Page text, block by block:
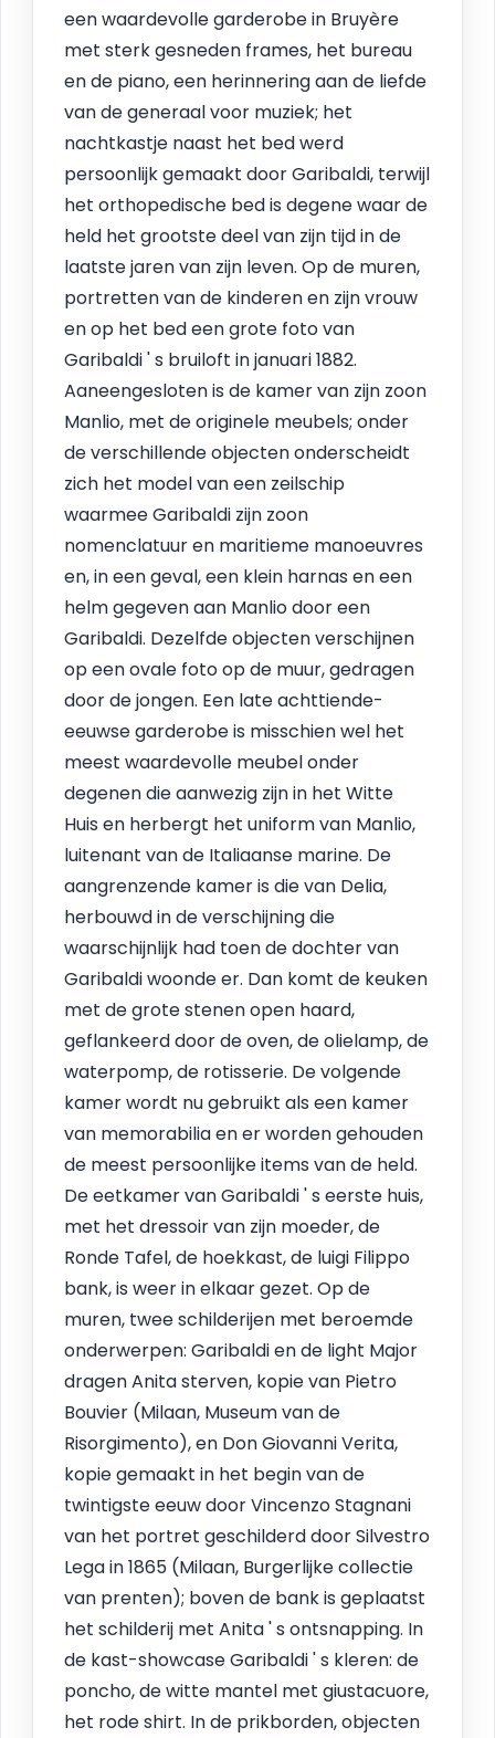
een waardevolle garderobe in Bruyère
met sterk gesneden frames, het bureau
en de piano, een herinnering aan de liefde
van de generaal voor muziek; het
nachtkastje naast het bed werd
persoonlijk gemaakt door Garibaldi, terwijl
het orthopedische bed is degene waar de
held het grootste deel van zijn tijd in de
laatste jaren van zijn leven. Op de muren,
portretten van de kinderen en zijn vrouw
en op het bed een grote foto van
Garibaldi ' s bruiloft in januari 1882.
Aaneengesloten is de kamer van zijn zoon
Manlio, met de originele meubels; onder
de verschillende objecten onderscheidt
zich het model van een zeilschip
waarmee Garibaldi zijn zoon
nomenclatuur en maritieme manoeuvres
en, in een geval, een klein harnas en een
helm gegeven aan Manlio door een
Garibaldi. Dezelfde objecten verschijnen
op een ovale foto op de muur, gedragen
door de jongen. Een late achttiende-
eeuwse garderobe is misschien wel het
meest waardevolle meubel onder
degenen die aanwezig zijn in het Witte
Huis en herbergt het uniform van Manlio,
luitenant van de Italiaanse marine. De
aangrenzende kamer is die van Delia,
herbouwd in de verschijning die
waarschijnlijk had toen de dochter van
Garibaldi woonde er. Dan komt de keuken
met de grote stenen open haard,
geflankeerd door de oven, de olielamp, de
waterpomp, de rotisserie. De volgende
kamer wordt nu gebruikt als een kamer
van memorabilia en er worden gehouden
de meest persoonlijke items van de held.
De eetkamer van Garibaldi ' s eerste huis,
met het dressoir van zijn moeder, de
Ronde Tafel, de hoekkast, de luigi Filippo
bank, is weer in elkaar gezet. Op de
muren, twee schilderijen met beroemde
onderwerpen: Garibaldi en de light Major
dragen Anita sterven, kopie van Pietro
Bouvier (Milaan, Museum van de
Risorgimento), en Don Giovanni Verita,
kopie gemaakt in het begin van de
twintigste eeuw door Vincenzo Stagnani
van het portret geschilderd door Silvestro
Lega in 1865 (Milaan, Burgerlijke collectie
van prenten); boven de bank is geplaatst
het schilderij met Anita ' s ontsnapping. In
de kast-showcase Garibaldi ' s kleren: de
poncho, de witte mantel met giustacuore,
het rode shirt. In de prikborden, objecten